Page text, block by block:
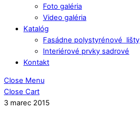
Foto galéria
Video galéria
Katalóg
Fasádne polystyrénové lišty
Interiérové prvky sadrové
Kontakt
Close Menu
Close Cart
3 marec 2015